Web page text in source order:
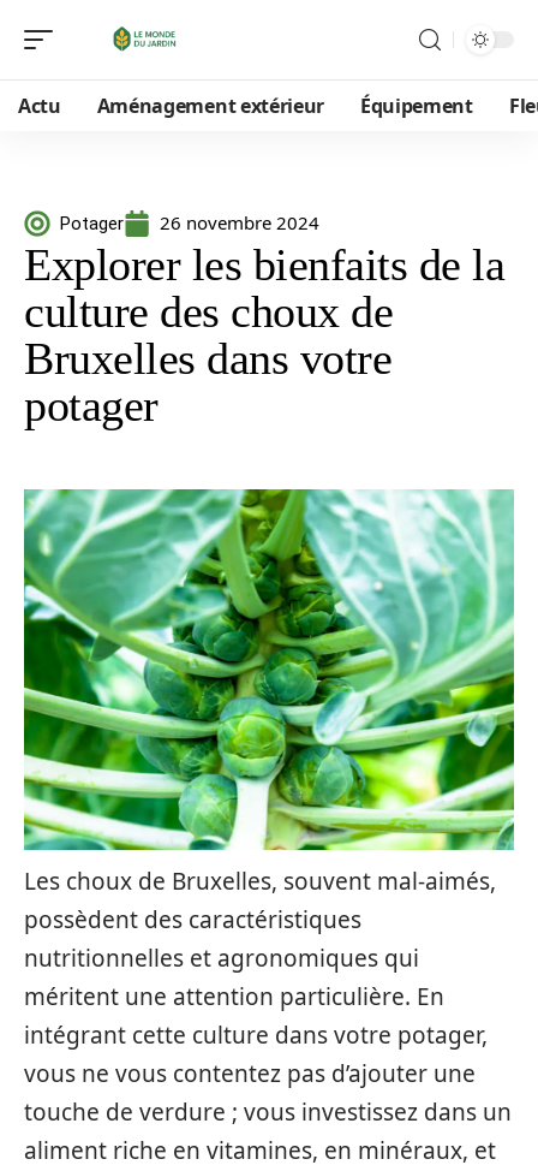
Actu Aménagement extérieur Équipement
Potager 26 novembre 2024
Explorer les bienfaits de la
culture des choux de
Bruxelles dans votre
potager
Les choux de Bruxelles, souvent mal-aimés,
possèdent des caractéristiques
nutritionnelles et agronomiques qui
méritent une attention particulière. En
intégrant cette culture dans votre potager,
vous ne vous contentez pas d’ajouter une
touche de verdure ; vous investissez dans un
aliment riche en vitamines, en minéraux, et